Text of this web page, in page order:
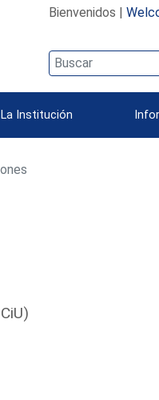
Bienvenidos |
La Institución